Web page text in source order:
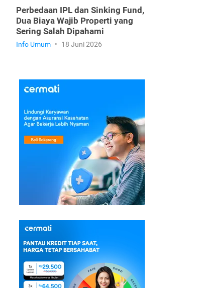
Perbedaan IPL dan Sinking Fund,
Dua Biaya Wajib Properti yang
Sering Salah Dipahami
Info Umum • 18 Juni 2026